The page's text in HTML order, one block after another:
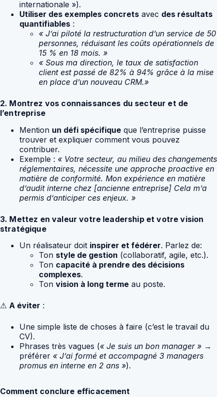
internationale »).
Utiliser des exemples concrets avec des résultats
quantifiables :
« J’ai piloté la restructuration d’un service de 50
personnes, réduisant les coûts opérationnels de
15 % en 18 mois. »
« Sous ma direction, le taux de satisfaction
client est passé de 82% à 94% grâce à la mise
en place d’un nouveau CRM.»
2. Montrez vos connaissances du secteur et de
l’entreprise
Mention un défi spécifique que l’entreprise puisse
trouver et expliquer comment vous pouvez
contribuer.
Exemple : « Votre secteur, au milieu des changements
réglementaires, nécessite une approche proactive en
matière de conformité. Mon expérience en matière
d’audit interne chez [ancienne entreprise] Cela m’a
permis d’anticiper ces enjeux. »
3. Mettez en valeur votre leadership et votre vision
stratégique
Un réalisateur doit inspirer et fédérer. Parlez de:
Ton style de gestion (collaboratif, agile, etc.).
Ton capacité à prendre des décisions
complexes.
Ton vision à long terme au poste.
⚠ A éviter :
Une simple liste de choses à faire (c’est le travail du
CV).
Phrases très vagues (« Je suis un bon manager » →
préférer « J’ai formé et accompagné 3 managers
promus en interne en 2 ans »).
Comment conclure efficacement